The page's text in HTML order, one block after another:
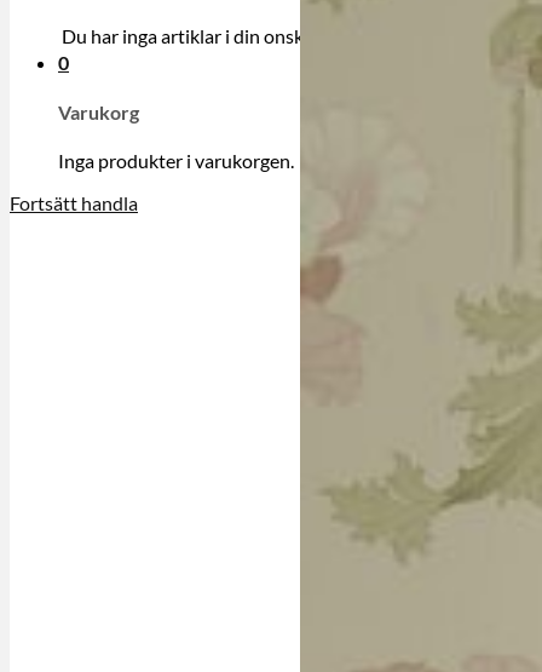
Du har inga artiklar i din onskelista.
0
Varukorg
Inga produkter i varukorgen.
Fortsätt handla